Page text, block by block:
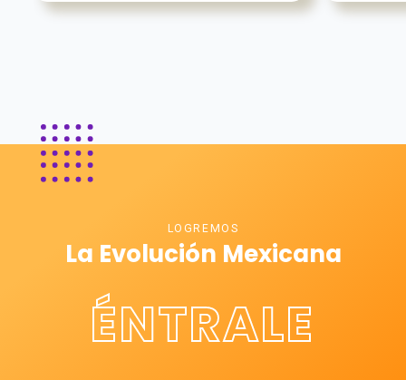
LOGREMOS
La Evolución Mexicana
ÉNTRALE